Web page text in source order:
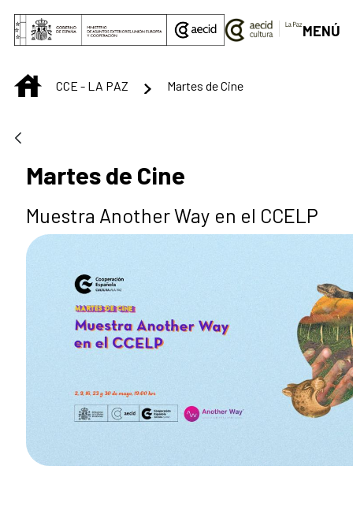
Skip to Main Content
MENÚ
INICIOCCE - LA PAZ Martes de Cine
Martes de Cine
Muestra Another Way en el CCELP